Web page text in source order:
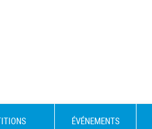
ÉVÉNEMENTS